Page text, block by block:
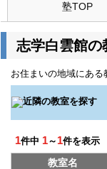
塾TOP
志学白雲館の
お住まいの地域にある
1件中 1～ 1件を表示
教室名